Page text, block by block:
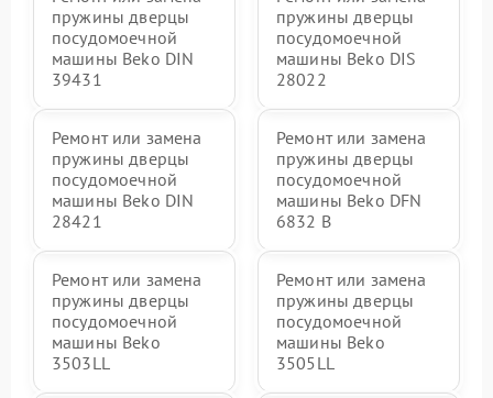
пружины дверцы
посудомоечной
машины Beko DIN
39431
пружины дверцы
посудомоечной
машины Beko DIS
28022
Ремонт или замена
пружины дверцы
посудомоечной
машины Beko DIN
28421
Ремонт или замена
пружины дверцы
посудомоечной
машины Beko DFN
6832 B
Ремонт или замена
пружины дверцы
посудомоечной
машины Beko
3503LL
Ремонт или замена
пружины дверцы
посудомоечной
машины Beko
3505LL